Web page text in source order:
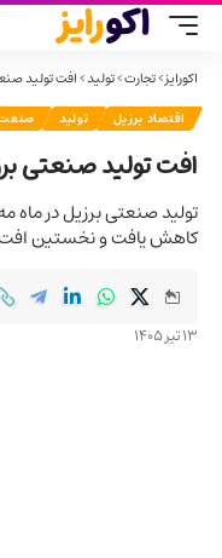
اکورایز>تجارت>تولید>افت تولید
اقتصاد برزیل تولید
افت تولید صنعتی
کاهش یافت و نخستین افت
13 تیر 1405